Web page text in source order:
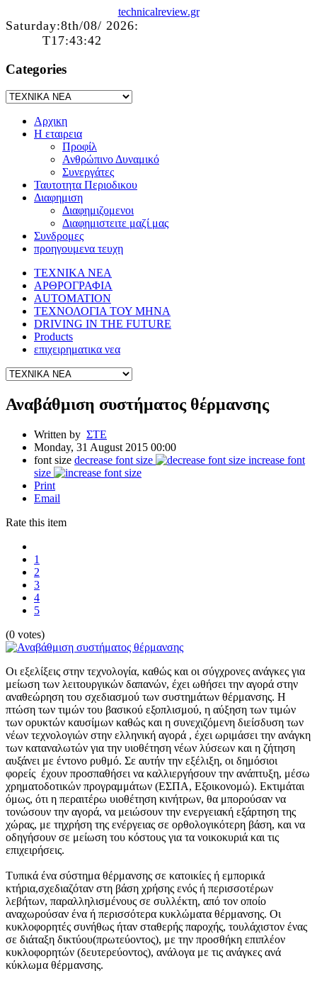
technicalreview.gr
Saturday:8th/08/ 2026:
T17:43:42
Categories
Αρχικη
Η εταιρεια
Προφίλ
Ανθρώπινο Δυναμικό
Συνεργάτες
Ταυτοτητα Περιοδικου
Διαφημιση
Διαφημιζομενοι
Διαφημιστειτε μαζί μας
Συνδρομες
προηγουμενα τευχη
ΤΕΧΝΙΚΑ ΝΕΑ
ΑΡΘΡΟΓΡΑΦΙΑ
AUTOMATION
ΤΕΧΝΟΛΟΓΙΑ ΤΟΥ ΜΗΝΑ
DRIVING IN THE FUTURE
Products
επιχειρηματικα νεα
Αναβάθμιση συστήματος θέρμανσης
Written by ΣΤΕ
Monday, 31 August 2015 00:00
font size decrease font size
increase font
size
Print
Email
Rate this item
1
2
3
4
5
(0 votes)
Οι εξελίξεις στην τεχνολογία, καθώς και οι σύγχρονες ανάγκες για
μείωση των λειτουργικών δαπανών, έχει ωθήσει την αγορά στην
αναθεώρηση του σχεδιασμού των συστημάτων θέρμανσης. Η
πτώση των τιμών του βασικού εξοπλισμού, η αύξηση των τιμών
των ορυκτών καυσίμων καθώς και η συνεχιζόμενη διείσδυση των
νέων τεχνολογιών στην ελληνική αγορά , έχει ωριμάσει την ανάγκη
των καταναλωτών για την υιοθέτηση νέων λύσεων και η ζήτηση
αυξάνει με έντονο ρυθμό. Σε αυτήν την εξέλιξη, οι δημόσιοι
φορείς έχουν προσπαθήσει να καλλιεργήσουν την ανάπτυξη, μέσω
χρηματοδοτικών προγραμμάτων (ΕΣΠΑ, Εξοικονομώ). Εκτιμάται
όμως, ότι η περαιτέρω υιοθέτηση κινήτρων, θα μπορούσαν να
τονώσουν την αγορά, να μειώσουν την ενεργειακή εξάρτηση της
χώρας, με τηχρήση της ενέργειας σε ορθολογικότερη βάση, και να
οδηγήσουν σε μείωση του κόστους για τα νοικοκυριά και τις
επιχειρήσεις.
Τυπικά ένα σύστημα θέρμανσης σε κατοικίες ή εμπορικά
κτήρια,σχεδιαζόταν στη βάση χρήσης ενός ή περισσοτέρων
λεβήτων, παραλληλισμένους σε συλλέκτη, από τον οποίο
αναχωρούσαν ένα ή περισσότερα κυκλώματα θέρμανσης. Οι
κυκλοφορητές συνήθως ήταν σταθερής παροχής, τουλάχιστον ένας
σε διάταξη δικτύου(πρωτεύοντος), με την προσθήκη επιπλέον
κυκλοφορητών (δευτερεύοντος), ανάλογα με τις ανάγκες ανά
κύκλωμα θέρμανσης.